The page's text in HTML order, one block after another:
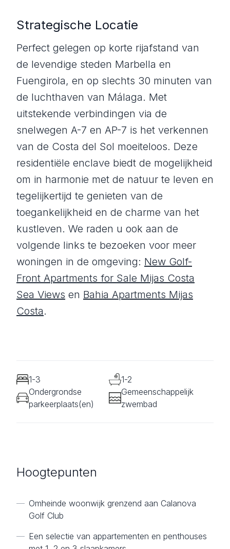
Strategische Locatie
Perfect gelegen op korte rijafstand van
de levendige steden Marbella en
Fuengirola, en op slechts 30 minuten van
de luchthaven van Málaga. Met
uitstekende verbindingen via de
snelwegen A-7 en AP-7 is het verkennen
van de Costa del Sol moeiteloos. Deze
residentiële enclave biedt de mogelijkheid
om in harmonie met de natuur te leven en
tegelijkertijd te genieten van de
toegankelijkheid en de charme van het
kustleven. We raden u ook aan de
volgende links te bezoeken voor meer
woningen in de omgeving: New Golf-
Front Apartments for Sale Mijas Costa
Sea Views en Bahia Apartments Mijas
Costa.
1-3
1-2
Ondergrondse
parkeerplaats(en)
Gemeenschappelijk
zwembad
Hoogtepunten
— Omheinde woonwijk grenzend aan Calanova
Golf Club
— Een selectie van appartementen en penthouses